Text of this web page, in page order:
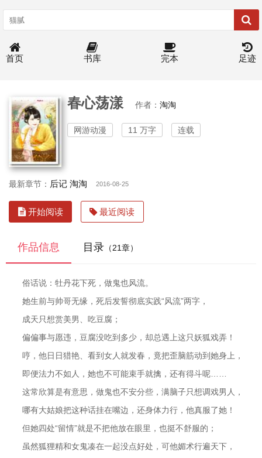
首页 书库 完本 足迹
春心荡漾 作者： 淘淘
网游动漫 11 万字 连载
最新章节： 后记 淘淘 2016-08-25
开始阅读 最近阅读
作品信息 目录 （21章）
俗话说：牡丹花下死，做鬼也风流。
她生前与帅哥无缘，死后发誓彻底实践“风流”两字，
成天只想赏美男、吃豆腐；
偏偏事与愿违，豆腐没吃到多少，却总遇上这只妖狐戏弄！
哼，他日日猎艳、看到女人就发春，竟把歪脑筋动到她身上，
即便法力不如人，她也不可能束手就擒，还有得斗呢……
这常欣算是有意思，做鬼也不安分些，满脑子只想调戏男人，
哪有大姑娘把这种话挂在嘴边，还身体力行，他真服了她！
但她四处“留情”就是不把他放在眼里，也挺不舒服的；
虽然狐狸精和女鬼凑在一起没点好处，可他媚术行遍天下，